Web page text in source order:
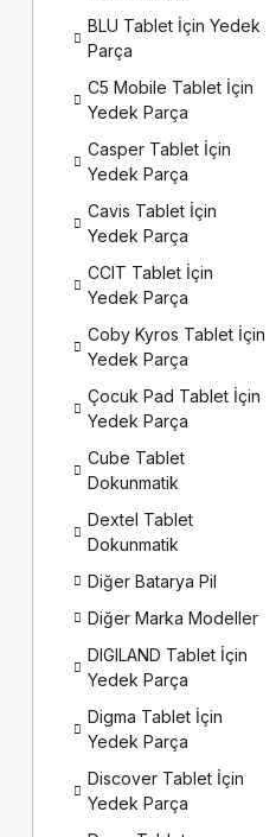
BLU Tablet İçin Yedek
Parça
C5 Mobile Tablet İçin
Yedek Parça
Casper Tablet İçin
Yedek Parça
Cavis Tablet İçin
Yedek Parça
CCIT Tablet İçin
Yedek Parça
Coby Kyros Tablet İçin
Yedek Parça
Çocuk Pad Tablet İçin
Yedek Parça
Cube Tablet
Dokunmatik
Dextel Tablet
Dokunmatik
Diğer Batarya Pil
Diğer Marka Modeller
DIGILAND Tablet İçin
Yedek Parça
Digma Tablet İçin
Yedek Parça
Discover Tablet İçin
Yedek Parça